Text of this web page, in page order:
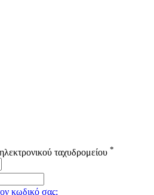
ταχυδρομείου *
κωδικό σας;